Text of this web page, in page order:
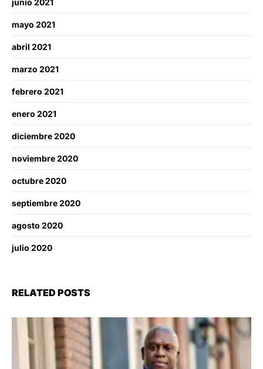
mayo 2021
abril 2021
marzo 2021
febrero 2021
enero 2021
diciembre 2020
noviembre 2020
octubre 2020
septiembre 2020
agosto 2020
julio 2020
RELATED POSTS